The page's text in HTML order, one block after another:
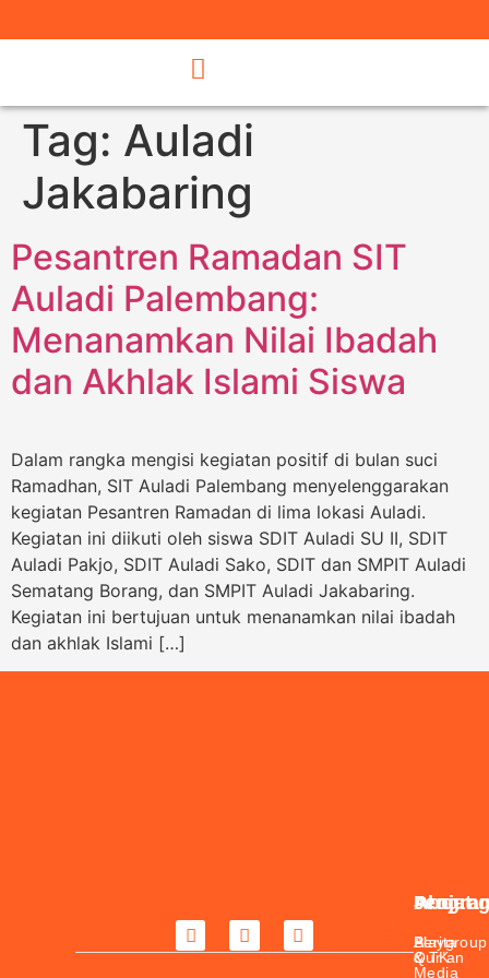
Tag: Auladi
Jakabaring
Pesantren Ramadan SIT
Auladi Palembang:
Menanamkan Nilai Ibadah
dan Akhlak Islami Siswa
Dalam rangka mengisi kegiatan positif di bulan suci
Ramadhan, SIT Auladi Palembang menyelenggarakan
kegiatan Pesantren Ramadan di lima lokasi Auladi.
Kegiatan ini diikuti oleh siswa SDIT Auladi SU II, SDIT
Auladi Pakjo, SDIT Auladi Sako, SDIT dan SMPIT Auladi
Sematang Borang, dan SMPIT Auladi Jakabaring.
Kegiatan ini bertujuan untuk menanamkan nilai ibadah
dan akhlak Islami […]
About
Berita
&
Media
Playgroup
& TK
Al-
Qur’an
Sekarang